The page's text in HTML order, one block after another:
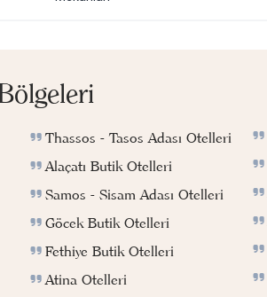
Thassos - Tasos Adası Otelleri
Alaçatı Butik Otelleri
Samos - Sisam Adası Otelleri
Göcek Butik Otelleri
Fethiye Butik Otelleri
Atina Otelleri